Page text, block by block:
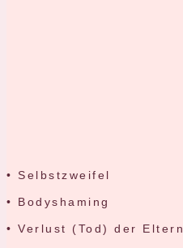
• Selbstzweifel
• Bodyshaming
• Verlust (Tod) der Eltern